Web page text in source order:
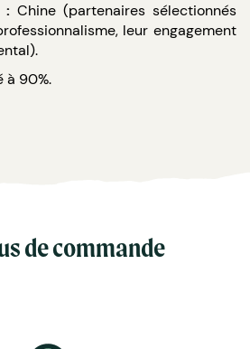
: Chine (partenaires sélectionnés
leur engagement
à 90%.
au chaud.
à 90% et joint silicone.
à la réglementation en
de commande